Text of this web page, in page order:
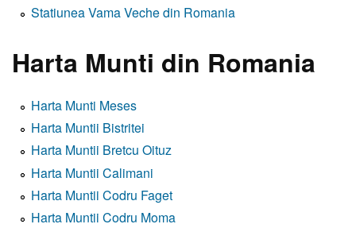
Statiunea Vama Veche din Romania
Harta Munti din Romania
Harta Munti Meses
Harta Muntii Bistritei
Harta Muntii Bretcu Oituz
Harta Muntii Calimani
Harta Muntii Codru Faget
Harta Muntii Codru Moma